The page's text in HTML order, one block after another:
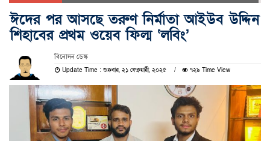
ঈদের পর আসছে তরুণ নির্মাতা আইউব উদ্দিন
শিহাবের প্রথম ওয়েব ফিল্ম ‘লবিং’
বিনোদন ডেস্ক
Update Time : শুক্রবার, ২১ ফেব্রুয়ারী, ২০২৫ ৭২৯ Time View